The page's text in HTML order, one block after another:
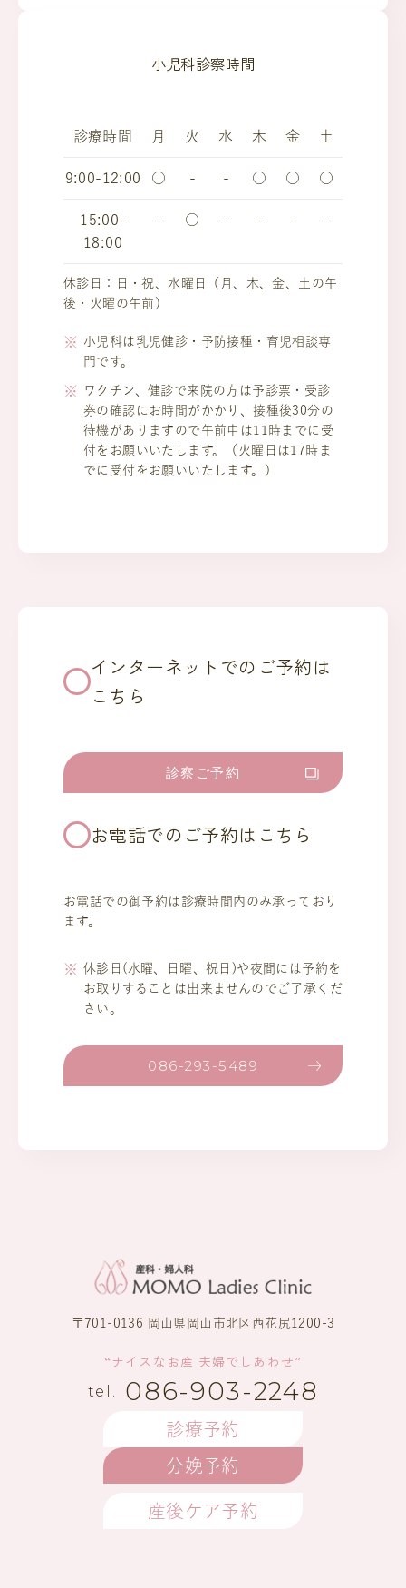
小児科診察時間
診療時間 月 火 水 木 金 土
9:00-12:00 ○ - - ○ ○ ○
15:00-
18:00
- ○ - - - -
休診日：日・祝、水曜日（月、木、金、土の午
後・火曜の午前）
小児科は乳児健診・予防接種・育児相談専
門です。
ワクチン、健診で来院の方は予診票・受診
券の確認にお時間がかかり、接種後30分の
待機がありますので午前中は11時までに受
付をお願いいたします。（火曜日は17時ま
でに受付をお願いいたします。）
インターネットでのご予約は
こちら
診察ご予約
お電話でのご予約はこちら
お電話での御予約は診療時間内のみ承っており
ます。
休診日(水曜、日曜、祝日)や夜間には予約を
お取りすることは出来ませんのでご了承くだ
さい。
086-293-5489
〒701-0136 岡山県岡山市北区西花尻1200-3
“ナイスなお産 夫婦でしあわせ”
086-903-2248
診療予約
分娩予約
産後ケア予約